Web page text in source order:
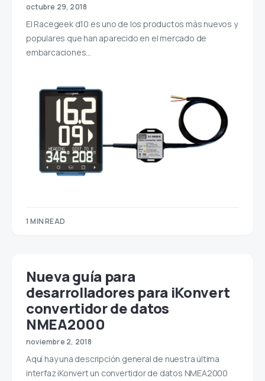
octubre 29, 2018
El Racegeek d10 es uno de los productos más nuevos y
populares que han aparecido en el mercado de
embarcaciones…
1 MIN READ
Nueva guía para
desarrolladores para iKonvert
convertidor de datos
NMEA2000
noviembre 2, 2018
Aquí hay una descripción general de nuestra última
interfaz iKonvert un convertidor de datos NMEA2000